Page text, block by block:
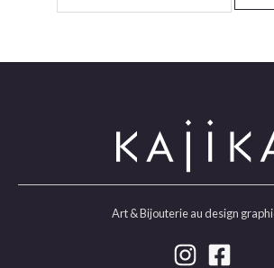
Art & Bijouterie au design